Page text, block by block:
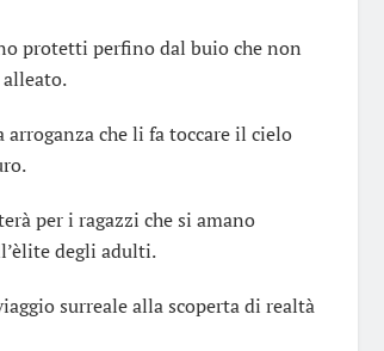
protetti perfino dal buio che non
che li fa toccare il cielo
per i ragazzi che si amano
degli adulti.
surreale alla scoperta di realtà